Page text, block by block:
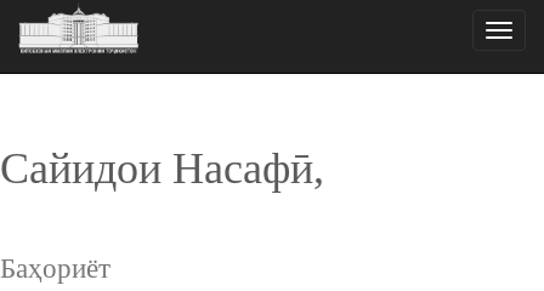
Toggle
Сайидои Насафӣ,
Баҳориёт